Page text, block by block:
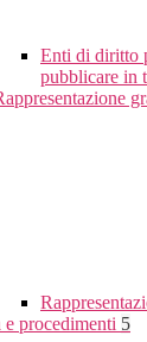
Enti di diritto
pubblicare in
procedimenti 5